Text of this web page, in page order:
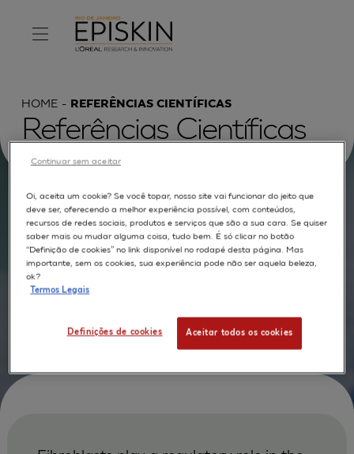
HOME REFERÊNCIAS CIENTÍFICAS
Referências Científicas
Procurar por :
TEXTO COMPLETO MODELOS APLICAÇÕES
AUTORES
Oi, aceita um cookie? Se você topar, nosso site vai funcionar do jeito que
deve ser, oferecendo a melhor experiência possível, com conteúdos,
recursos de redes sociais, produtos e serviços que são a sua cara. Se quiser
saber mais ou mudar alguma coisa, tudo bem. É só clicar no botão
“Definição de cookies” no link disponível no rodapé desta página. Mas
importante, sem os cookies, sua experiência pode não ser aquela beleza,
ok?
Termos Legais
Definições de cookies Aceitar todos os cookies
Continuar sem aceitar